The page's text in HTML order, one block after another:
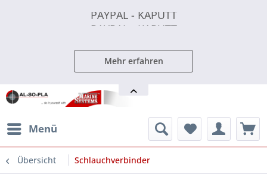
PAYPAL - KAPUTT
Mehr erfahren
Menü
Übersicht Schlauchverbinder